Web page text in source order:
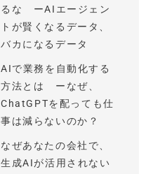
るな ーAIエージェン
トが賢くなるデータ、
バカになるデータ
AIで業務を自動化する
方法とは ーなぜ、
ChatGPTを配っても仕
事は減らないのか？
なぜあなたの会社で、
生成AIが活用されない